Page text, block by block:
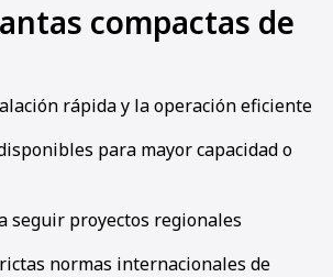
compactas de
rápida y la operación eficiente
para mayor capacidad o
seguir proyectos regionales
normas internacionales de